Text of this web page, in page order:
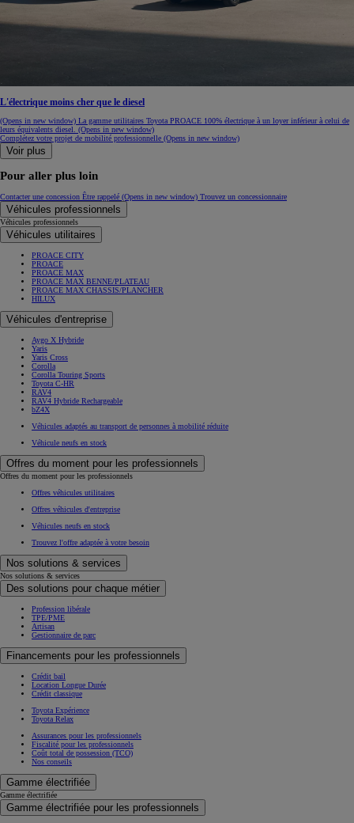
L'électrique moins cher que le diesel
(Opens in new window) La gamme utilitaires Toyota PROACE 100% électrique à un loyer inférieur à celui de
leurs équivalents diesel. (Opens in new window)
Complétez votre projet de mobilité professionnelle (Opens in new window)
Voir plus
Pour aller plus loin
Contacter une concession Être rappelé (Opens in new window) Trouvez un concessionnaire
Véhicules professionnels
Véhicules professionnels
Véhicules utilitaires
PROACE CITY
PROACE
PROACE MAX
PROACE MAX BENNE/PLATEAU
PROACE MAX CHASSIS/PLANCHER
HILUX
Véhicules d'entreprise
Aygo X Hybride
Yaris
Yaris Cross
Corolla
Corolla Touring Sports
Toyota C-HR
RAV4
RAV4 Hybride Rechargeable
bZ4X
Véhicules adaptés au transport de personnes à mobilité réduite
Véhicule neufs en stock
Offres du moment pour les professionnels
Offres du moment pour les professionnels
Offres véhicules utilitaires
Offres véhicules d'entreprise
Véhicules neufs en stock
Trouvez l'offre adaptée à votre besoin
Nos solutions & services
Nos solutions & services
Des solutions pour chaque métier
Profession libérale
TPE/PME
Artisan
Gestionnaire de parc
Financements pour les professionnels
Crédit bail
Location Longue Durée
Crédit classique
Toyota Expérience
Toyota Relax
Assurances pour les professionnels
Fiscalité pour les professionnels
Coût total de possession (TCO)
Nos conseils
Gamme électrifiée
Gamme électrifiée
Gamme électrifiée pour les professionnels